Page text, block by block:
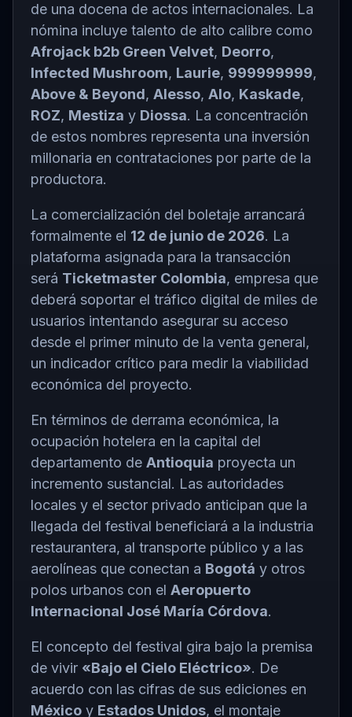
de una docena de actos internacionales. La
nómina incluye talento de alto calibre como
Afrojack b2b Green Velvet, Deorro,
Infected Mushroom, Laurie, 999999999,
Above & Beyond, Alesso, Alo, Kaskade,
ROZ, Mestiza y Diossa. La concentración
de estos nombres representa una inversión
millonaria en contrataciones por parte de la
productora.
La comercialización del boletaje arrancará
formalmente el 12 de junio de 2026. La
plataforma asignada para la transacción
será Ticketmaster Colombia, empresa que
deberá soportar el tráfico digital de miles de
usuarios intentando asegurar su acceso
desde el primer minuto de la venta general,
un indicador crítico para medir la viabilidad
económica del proyecto.
En términos de derrama económica, la
ocupación hotelera en la capital del
departamento de Antioquia proyecta un
incremento sustancial. Las autoridades
locales y el sector privado anticipan que la
llegada del festival beneficiará a la industria
restaurantera, al transporte público y a las
aerolíneas que conectan a Bogotá y otros
polos urbanos con el Aeropuerto
Internacional José María Córdova.
El concepto del festival gira bajo la premisa
de vivir «Bajo el Cielo Eléctrico». De
acuerdo con las cifras de sus ediciones en
México y Estados Unidos, el montaje